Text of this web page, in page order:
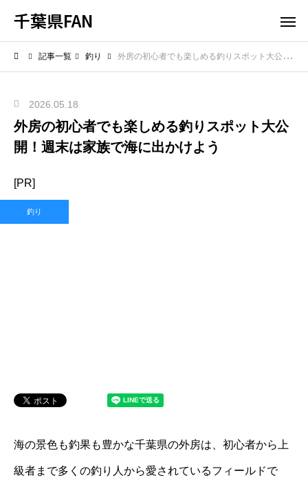
千葉県FAN
記事一覧 釣り 外房の初心者でも楽しめる釣りスポット大公開！週末は家族で海に出かけよう
2026.05.18
外房の初心者でも楽しめる釣りスポット大公
開！週末は家族で海に出かけよう
[PR]
釣り
海の景色も釣果も豊かな千葉県の外房は、初心者から上
級者まで多くの釣り人から愛されているフィールドで